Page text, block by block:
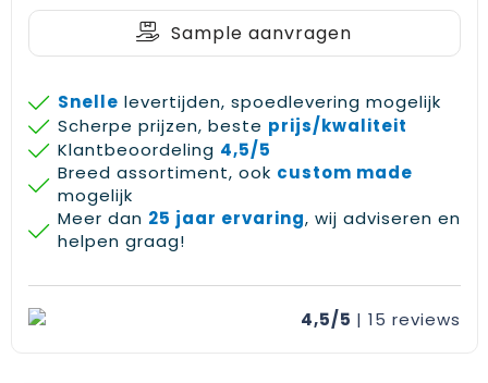
Sporttassen
Strandtassen
Toilettassen
Trolleys
Waterbestendige tassen
Hoofdbanden
Caps, hoeden en mutsen
Yoga en sportmatten
Sample aanvragen
Snelle levertijden, spoedlevering mogelijk
Scherpe prijzen, beste prijs/kwaliteit
Klantbeoordeling 4,5/5
Breed assortiment, ook custom made
mogelijk
Meer dan 25 jaar ervaring, wij adviseren en
helpen graag!
4,5/5 | 15 reviews